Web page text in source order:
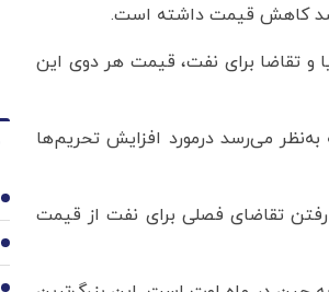
و تقاضا برای نفت، قیمت هر دوی این
به‌نظر می‌رسد درمورد افزایش تحریم‌ها
تقاضای فصلی برای نفت از قیمت
1
2